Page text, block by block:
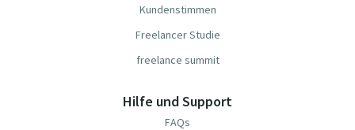
Kundenstimmen
Freelancer Studie
freelance summit
Hilfe und Support
FAQs